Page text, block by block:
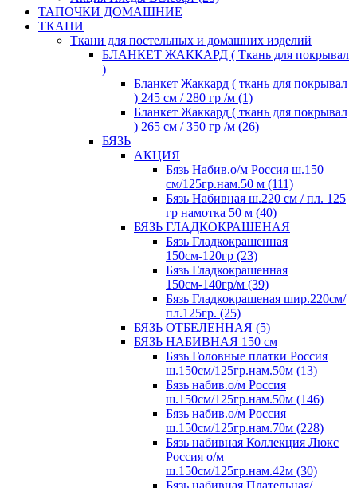
ТАПОЧКИ ДОМАШНИЕ
ТКАНИ
Ткани для постельных и домашних изделий
БЛАНКЕТ ЖАККАРД ( Ткань для покрывал
)
Бланкет Жаккард ( ткань для покрывал
) 245 см / 280 гр /м (1)
Бланкет Жаккард ( ткань для покрывал
) 265 см / 350 гр /м (26)
БЯЗЬ
АКЦИЯ
Бязь Набив.о/м Россия ш.150
см/125гр.нам.50 м (111)
Бязь Набивная ш.220 см / пл. 125
гр намотка 50 м (40)
БЯЗЬ ГЛАДКОКРАШЕНАЯ
Бязь Гладкокрашенная
150см-120гр (23)
Бязь Гладкокрашенная
150см-140гр/м (39)
Бязь Гладкокрашеная шир.220см/
пл.125гр. (25)
БЯЗЬ ОТБЕЛЕННАЯ (5)
БЯЗЬ НАБИВНАЯ 150 см
Бязь Головные платки Россия
ш.150см/125гр.нам.50м (13)
Бязь набив.о/м Россия
ш.150см/125гр.нам.50м (146)
Бязь набив.о/м Россия
ш.150см/125гр.нам.70м (228)
Бязь набивная Коллекция Люкс
Россия о/м
ш.150см/125гр.нам.42м (30)
Бязь набивная Плательная/